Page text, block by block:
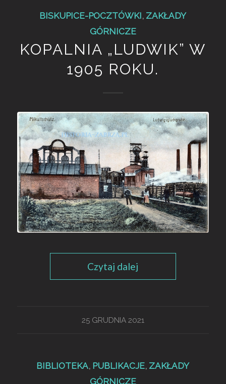
BISKUPICE-POCZTÓWKI, ZAKŁADY
GÓRNICZE
KOPALNIA „LUDWIK” W
1905 ROKU.
Czytaj dalej
25 GRUDNIA 2021
BIBLIOTEKA, PUBLIKACJE, ZAKŁADY
GÓRNICZE